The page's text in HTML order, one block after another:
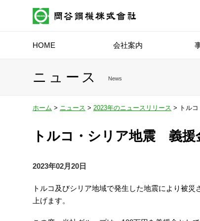
HOME 会社案内
ニュース News
ホーム > ニュース > 2023年のニュースリリース > トル
トルコ・シリア地震 義援
2023年02月20日
トルコ及びシリア地域で発生した地震により被
上げます。